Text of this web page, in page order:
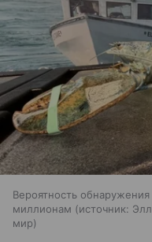
Вероятность
миллионам
источник:
мир